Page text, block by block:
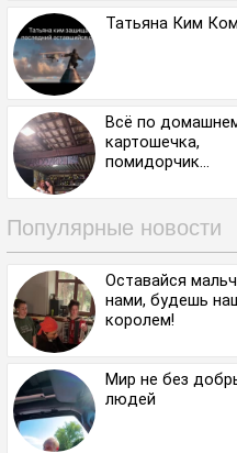
Татьяна Ким
Всё по
картошечка,
помидорчик...
Популярные новости
Оставайся
нами, будешь
королем!
Мир не без
людей